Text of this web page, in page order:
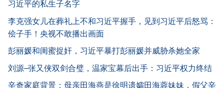
习近平的私生子名字
李克强女儿在葬礼上不和习近平握手，见到习近平后怒骂：
侩子手！央视不敢播出画面
彭丽媛和闺蜜捉奸，习近平暴打彭丽媛并威胁杀她全家
刘源–张又侠双剑合璧，温家宝幕后出手：习近平权力终结
辛奇家庭背景：母亲田海燕是徐明遗孀田海蓉妹妹，假父辛